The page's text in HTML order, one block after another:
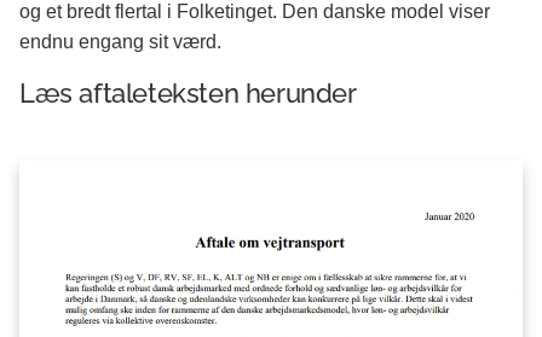
og et bredt flertal i Folketinget. Den danske model viser
endnu engang sit værd.
Læs aftaleteksten herunder